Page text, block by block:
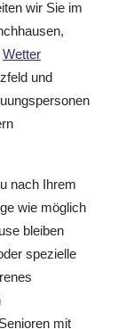
wir Sie im
Wetter
und
nach Ihrem
wie möglich
bleiben
spezielle
mit